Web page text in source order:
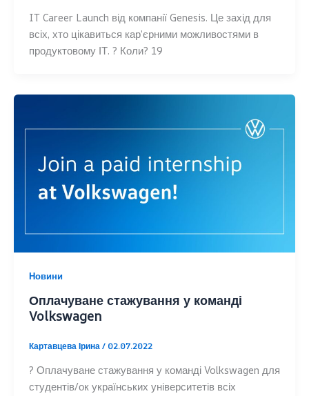
IT Career Launch від компанії Genesis. Це захід для
всіх, хто цікавиться кар’єрними можливостями в
продуктовому ІТ. ? Коли? 19
Новини
Оплачуване стажування у команді
Volkswagen
Картавцева Ірина/ 02.07.2022
? Оплачуване стажування у команді Volkswagen для
студентів/ок українських університетів всіх